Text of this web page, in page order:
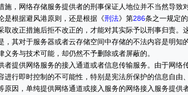
施，网络存储服务提供者的刑事保证人地位并不当然导致
是根据避风港原则，还是根据《刑法》第286条之一规定
取改正措施后拒不改正的，才能对其实际予以刑事归责。
，其对于服务器或者云存储空间中存储的不法内容是明知
义务与技术可能，却仍然不予删除或者屏蔽的。
提供网络服务的接入通道或者信息传输服务。由于网络
进行即时控制的不可能性，特别是宪法所保护的信息自由
原因，单纯提供网络通道或接入服务的网络接入服务提供